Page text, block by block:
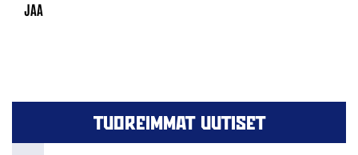
TUOREIMMAT UUTISET